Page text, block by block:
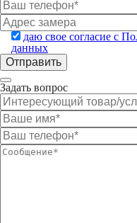
даю свое согласие с
данных
Задать вопрос